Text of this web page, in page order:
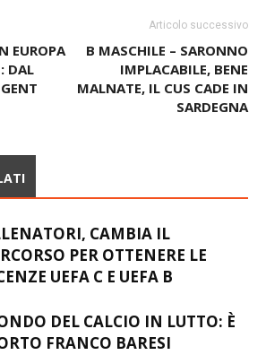
EUROPA
DAL
Articolo successivo
B MASCHILE – SARONNO
IMPLACABILE, BENE
MALNATE, IL CUS CADE IN
SARDEGNA
CAMBIA IL
PER OTTENERE LE
UEFA C E UEFA B
DEL CALCIO IN LUTTO: È
FRANCO BARESI